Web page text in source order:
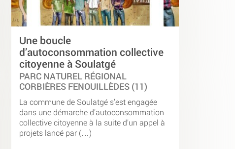
Une boucle
d’autoconsommation collective
citoyenne à Soulatgé
PARC NATUREL RÉGIONAL
CORBIÈRES FENOUILLÈDES (11)
La commune de Soulatgé s’est engagée
dans une démarche d’autoconsommation
collective citoyenne à la suite d’un appel à
projets lancé par (…)